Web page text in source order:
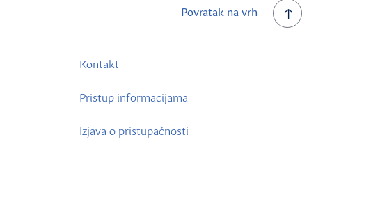
Povratak na vrh
Kontakt
Pristup informacijama
Izjava o pristupačnosti